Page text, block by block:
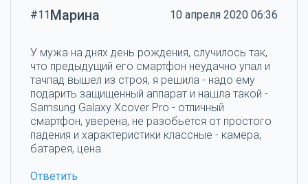
#11Марина 10 апреля 2020 06:36
У мужа на днях день рождения, случилось так,
что предыдущий его смартфон неудачно упал и
тачпад вышел из строя, я решила - надо ему
подарить защищенный аппарат и нашла такой -
Samsung Galaxy Xcover Pro - отличный
смартфон, уверена, не разобьется от простого
падения и характеристики классные - камера,
батарея, цена.
Ответить